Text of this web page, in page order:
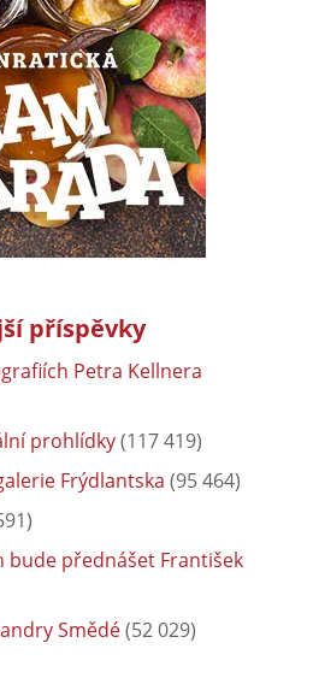
příspěvky
Petra Kellnera
prohlídky(117 419)
Frýdlantska (95 464)
bude přednášet František
Smědé(52 029)